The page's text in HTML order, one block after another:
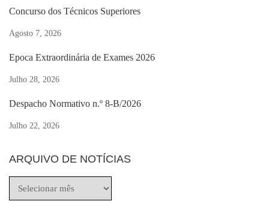
Concurso dos Técnicos Superiores
Agosto 7, 2026
Época Extraordinária de Exames 2026
Julho 28, 2026
Despacho Normativo n.º 8-B/2026
Julho 22, 2026
ARQUIVO DE NOTÍCIAS